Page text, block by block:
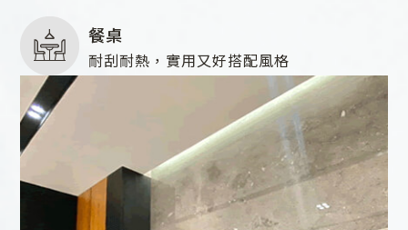
餐桌
耐刮耐熱，實用又好搭配風格